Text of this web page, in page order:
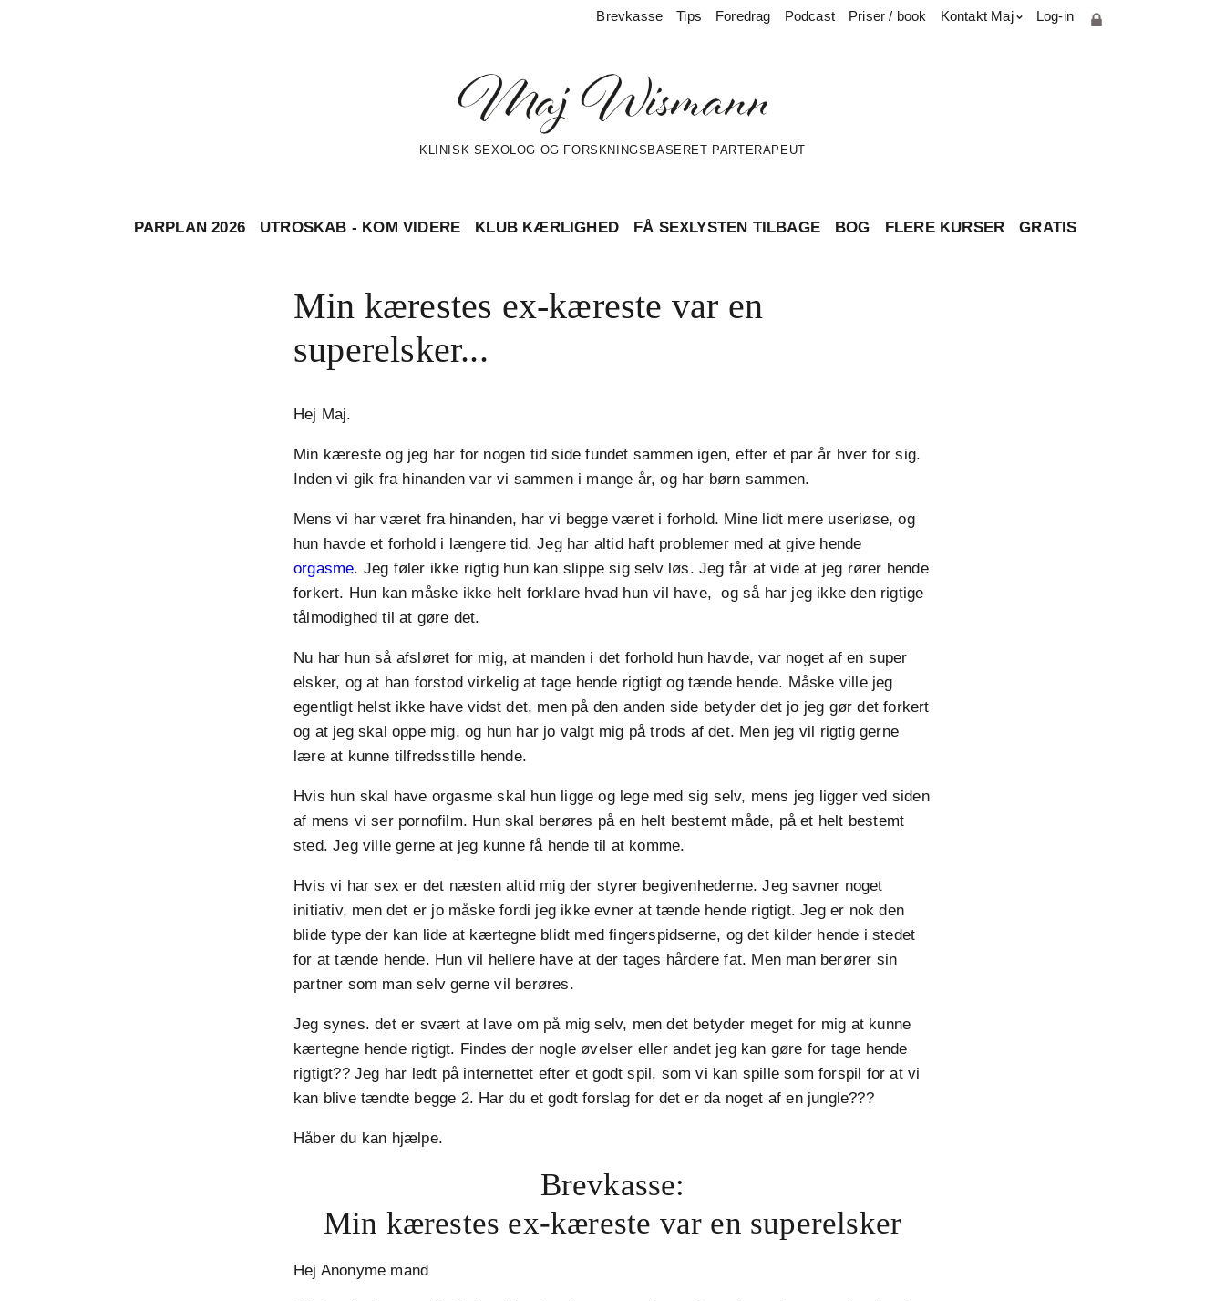
Brevkasse Tips Foredrag Podcast Priser / book Kontakt Maj Log-in
KLINISK SEXOLOG OG FORSKNINGSBASERET PARTERAPEUT
PARPLAN 2026 UTROSKAB - KOM VIDERE KLUB KÆRLIGHED FÅ SEXLYSTEN TILBAGE BOG FLERE KURSER GRATIS
Min kærestes ex-kæreste var en
superelsker...
Hej Maj.
Min kæreste og jeg har for nogen tid side fundet sammen igen, efter et par år hver for sig.
Inden vi gik fra hinanden var vi sammen i mange år, og har børn sammen.
Mens vi har været fra hinanden, har vi begge været i forhold. Mine lidt mere useriøse, og
hun havde et forhold i længere tid. Jeg har altid haft problemer med at give hende
orgasme. Jeg føler ikke rigtig hun kan slippe sig selv løs. Jeg får at vide at jeg rører hende
forkert. Hun kan måske ikke helt forklare hvad hun vil have, og så har jeg ikke den rigtige
tålmodighed til at gøre det.
Nu har hun så afsløret for mig, at manden i det forhold hun havde, var noget af en super
elsker, og at han forstod virkelig at tage hende rigtigt og tænde hende. Måske ville jeg
egentligt helst ikke have vidst det, men på den anden side betyder det jo jeg gør det forkert
og at jeg skal oppe mig, og hun har jo valgt mig på trods af det. Men jeg vil rigtig gerne
lære at kunne tilfredsstille hende.
Hvis hun skal have orgasme skal hun ligge og lege med sig selv, mens jeg ligger ved siden
af mens vi ser pornofilm. Hun skal berøres på en helt bestemt måde, på et helt bestemt
sted. Jeg ville gerne at jeg kunne få hende til at komme.
Hvis vi har sex er det næsten altid mig der styrer begivenhederne. Jeg savner noget
initiativ, men det er jo måske fordi jeg ikke evner at tænde hende rigtigt. Jeg er nok den
blide type der kan lide at kærtegne blidt med fingerspidserne, og det kilder hende i stedet
for at tænde hende. Hun vil hellere have at der tages hårdere fat. Men man berører sin
partner som man selv gerne vil berøres.
Jeg synes. det er svært at lave om på mig selv, men det betyder meget for mig at kunne
kærtegne hende rigtigt. Findes der nogle øvelser eller andet jeg kan gøre for tage hende
rigtigt?? Jeg har ledt på internettet efter et godt spil, som vi kan spille som forspil for at vi
kan blive tændte begge 2. Har du et godt forslag for det er da noget af en jungle???
Håber du kan hjælpe.
Brevkasse:
Min kærestes ex-kæreste var en superelsker
Hej Anonyme mand